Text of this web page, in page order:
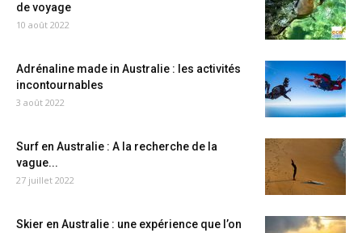
de voyage
10 août 2022
Adrénaline made in Australie : les activités
incontournables
3 août 2022
Surf en Australie : A la recherche de la
vague...
27 juillet 2022
Skier en Australie : une expérience que l’on